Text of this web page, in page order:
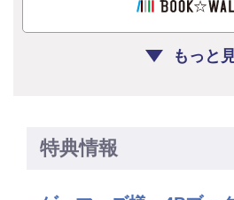
もっと
特典情報